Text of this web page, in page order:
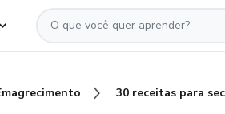
30 receitas para